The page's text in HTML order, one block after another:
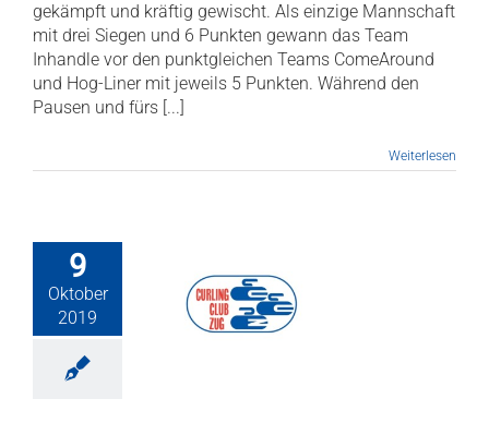
gekämpft und kräftig gewischt. Als einzige Mannschaft
mit drei Siegen und 6 Punkten gewann das Team
Inhandle vor den punktgleichen Teams ComeAround
und Hog-Liner mit jeweils 5 Punkten. Während den
Pausen und fürs [...]
Weiterlesen
9
Oktober
2019
fürs
läuft
Turniere